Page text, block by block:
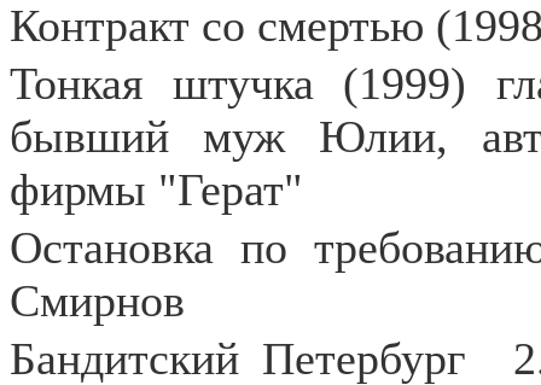
Контракт со смертью
Тонкая штучка (1999)
бывший муж Юлии,
фирмы "Герат"
Остановка по
Смирнов
Бандитский Петербург